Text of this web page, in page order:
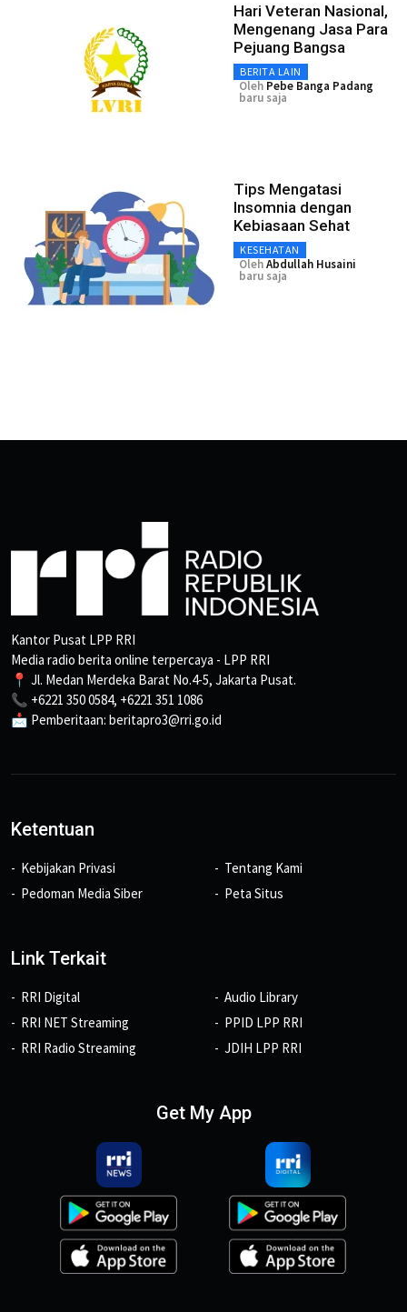
Hari Veteran Nasional,
Mengenang Jasa Para
Pejuang Bangsa
BERITA LAIN
Oleh Pebe Banga Padang
baru saja
Tips Mengatasi
Insomnia dengan
Kebiasaan Sehat
KESEHATAN
OlehAbdullah Husaini
baru saja
Kantor Pusat LPP RRI
Media radio berita online terpercaya - LPP RRI
📍 Jl. Medan Merdeka Barat No.4-5, Jakarta Pusat.
📞 +6221 350 0584, +6221 351 1086
📩 Pemberitaan: beritapro3@rri.go.id
Ketentuan
Kebijakan Privasi
Pedoman Media Siber
Tentang Kami
Peta Situs
Link Terkait
RRI Digital
RRI NET Streaming
RRI Radio Streaming
Audio Library
PPID LPP RRI
JDIH LPP RRI
Get My App